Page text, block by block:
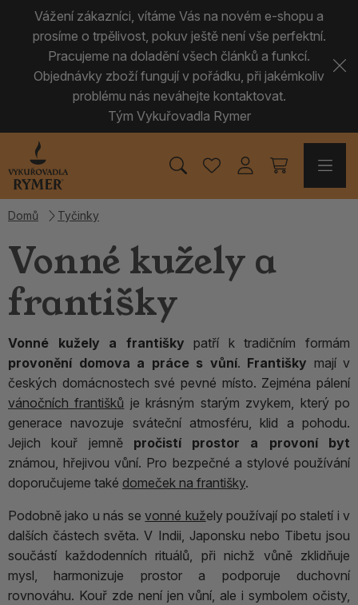
Vážení zákazníci, vítáme Vás na novém e-shopu a
prosíme o trpělivost, pokuv ještě není vše perfektní.
Pracujeme na doladění všech článků a funkcí.
Objednávky zboží fungují v pořádku, při jakémkoliv
problému nás neváhejte kontaktovat.
Tým Vykuřovadla Rymer
Domů Tyčinky
Vonné kužely a
františky
Vonné kužely a františky patří k tradičním formám
provonění domova a práce s vůní. Františky mají v
českých domácnostech své pevné místo. Zejména pálení
vánočních františků je krásným starým zvykem, který po
generace navozuje sváteční atmosféru, klid a pohodu.
Jejich kouř jemně pročistí prostor a provoní byt
známou, hřejivou vůní. Pro bezpečné a stylové používání
doporučujeme také domeček na františky.
Podobně jako u nás sevonné kužely používají po staletí i v
dalších částech světa. V Indii, Japonsku nebo Tibetu jsou
součástí každodenních rituálů, při nichž vůně zklidňuje
mysl, harmonizuje prostor a podporuje duchovní
rovnováhu. Kouř zde není jen vůní, ale i symbolem očisty,